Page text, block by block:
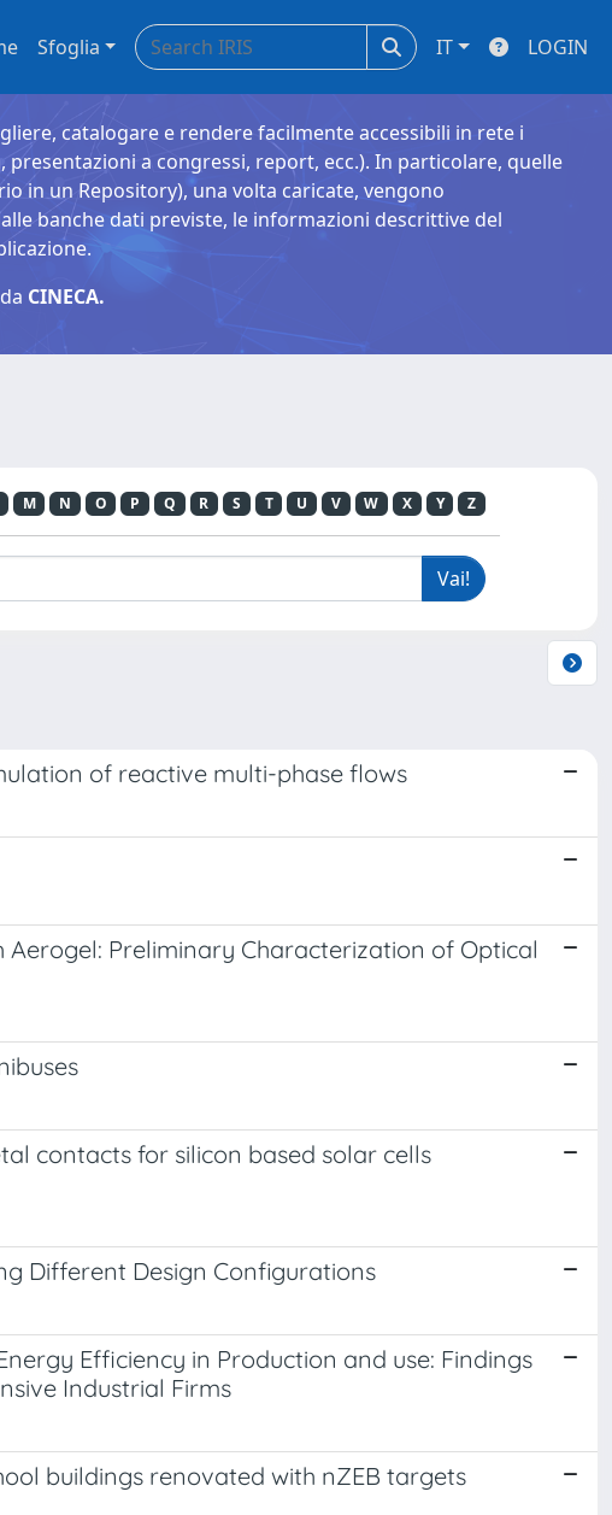
Sfoglia IT LOGIN
catalogare e rendere facilmente accessibili in rete i
a congressi, report, ecc.). In particolare, quelle
in un Repository), una volta caricate, vengono
banche dati previste, le informazioni descrittive del
CINECA.
M N O P Q R S T U V W X Y Z
of reactive multi-phase flows
Preliminary Characterization of Optical
contacts for silicon based solar cells
Different Design Configurations
Efficiency in Production and use: Findings
Industrial Firms
buildings renovated with nZEB targets